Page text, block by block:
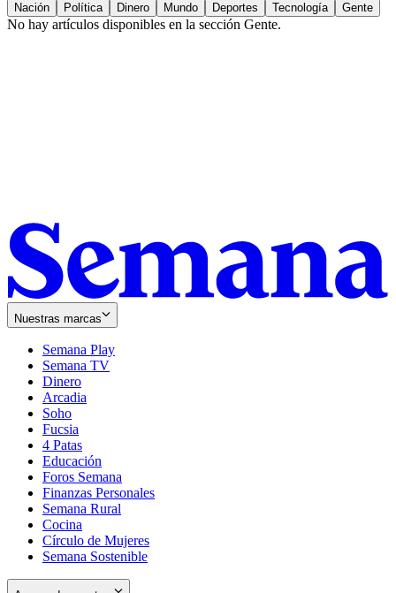
Nación Política Dinero Mundo Deportes Tecnología Gente
No hay artículos disponibles en la sección Gente.
Nuestras marcas
Semana Play
Semana TV
Dinero
Arcadia
Soho
in
new
window
Fucsia
in
new
window
4 Patas
Educación
Foros Semana
Finanzas Personales
Semana Rural
Cocina
Círculo de Mujeres
Semana Sostenible